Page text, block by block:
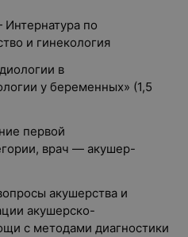
Интернатура по
и гинекология
в
у беременных» (1,5
первой
врач — акушер-
акушерства и
акушерско-
с методами диагностики